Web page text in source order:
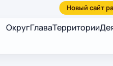
ОкругГлаваТерритории